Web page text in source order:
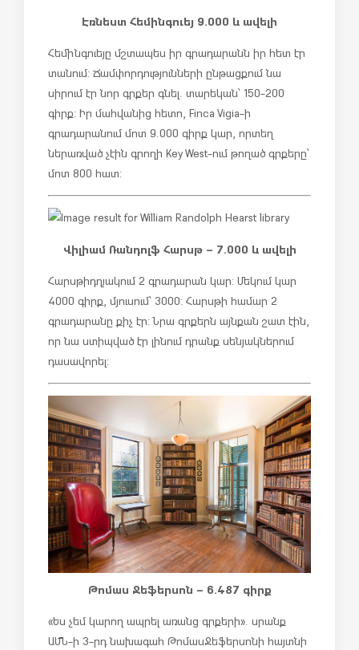
Էռնեստ Հեմինգուեյ 9.000 և ավելի
Հեմինգուեյը մշտապես իր գրադարանն իր հետ էր
տանում: Ճամփորդությունների ընթացքում նա
սիրում էր նոր գրքեր գնել. տարեկան՝ 150-200
գիրք: Իր մահվանից հետո, Finca Vigia-ի
գրադարանում մոտ 9.000 գիրք կար, որտեղ
ներառված չէին գրողի Key West-ում թողած գրքերը՝
մոտ 800 հատ:
Վիլիամ Ռանդոլֆ Հարսթ – 7.000 և ավելի
Հարսթի դղյակում 2 գրադարան կար: Մեկում կար
4000 գիրք, մյուսում՝ 3000: Հարսթի համար 2
գրադարանը քիչ էր: Նրա գրքերն այնքան շատ էին,
որ նա ստիպված էր լինում դրանք սենյակներում
դասավորել:
Թոմաս Ջեֆերսոն – 6.487 գիրք
«Ես չեմ կարող ապրել առանց գրքերի». սրանք
ԱՄՆ-ի 3-րդ նախագահ Թոմաս Ջեֆերսոնի հայտնի